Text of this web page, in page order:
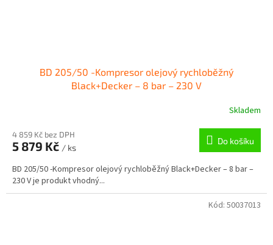
BD 205/50 -Kompresor olejový rychloběžný
Black+Decker – 8 bar – 230 V
Skladem
4 859 Kč bez DPH
5 879 Kč / ks
Do košíku
BD 205/50 -Kompresor olejový rychloběžný Black+Decker – 8 bar –
230 V je produkt vhodný...
Kód: 50037013